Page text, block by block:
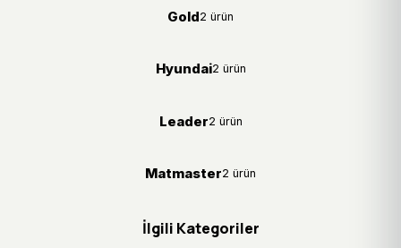
Gold2 ürün
Hyundai2 ürün
Leader2 ürün
Matmaster2 ürün
İlgili Kategoriler